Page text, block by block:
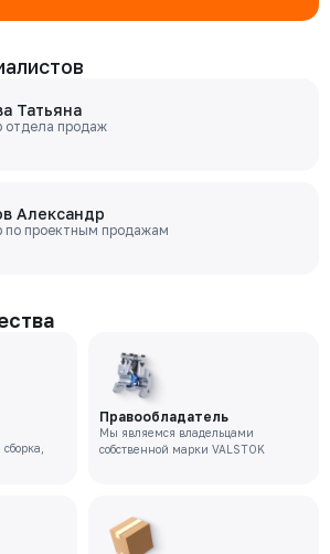
Татьяна
отдела продаж
Александр
по проектным продажам
Правообладатель
Мы являемся владельцами
собственной марки VALSTOK